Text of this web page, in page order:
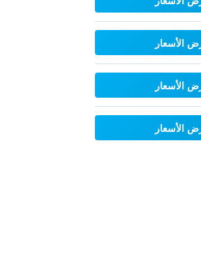
الأسعار
الأسعار
الأسعار